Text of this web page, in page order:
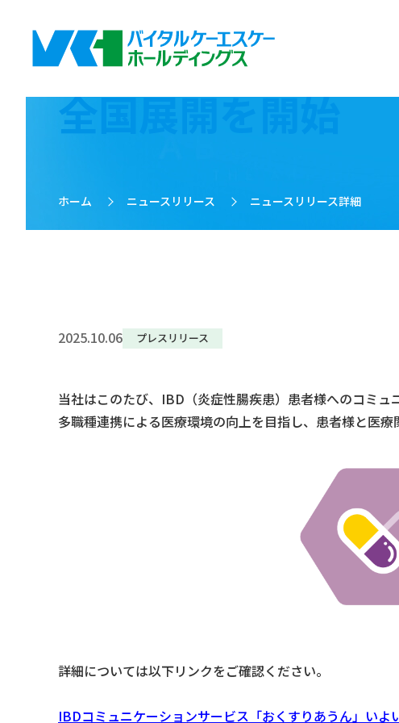
IBDコミュニケー
全国展開を開始
ホーム > ニュースリリース > ニュースリリース詳細
2025.10.06 プレスリリース
当社はこのたび、IBD（炎症性腸疾患）患者様へのコミュ
多職種連携による医療環境の向上を目指し、患者様と医
詳細については以下リンクをご確認ください。
IBDコミュニケーションサービス「おくすりあうん」いよ